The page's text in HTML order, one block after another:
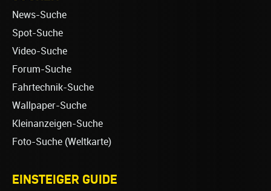
News-Suche
Spot-Suche
Video-Suche
Forum-Suche
Fahrtechnik-Suche
Wallpaper-Suche
Kleinanzeigen-Suche
Foto-Suche (Weltkarte)
EINSTEIGER GUIDE